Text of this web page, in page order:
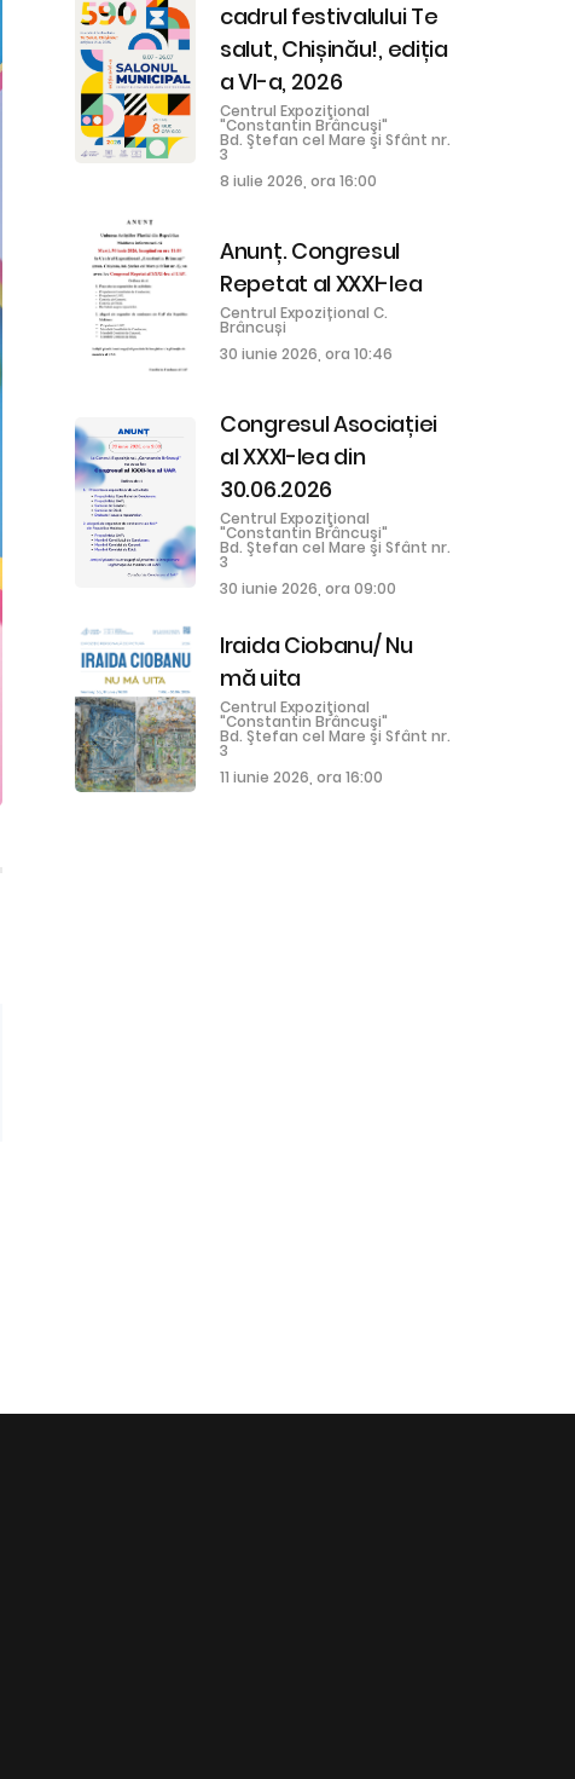
cadrul festivalului Te
salut, Chișinău!, ediția
a VI-a, 2026
Centrul Expoziţional
"Constantin Brâncuşi"
Bd. Ştefan cel Mare şi Sfânt nr.
3
8 iulie 2026, ora 16:00
Anunț. Congresul
Repetat al XXXI-lea
Centrul Expozițional C.
Brâncuși
30 iunie 2026, ora 10:46
Congresul Asociației
al XXXI-lea din
30.06.2026
Centrul Expoziţional
"Constantin Brâncuşi"
Bd. Ştefan cel Mare şi Sfânt nr.
3
30 iunie 2026, ora 09:00
Iraida Ciobanu/ Nu
mă uita
Centrul Expoziţional
"Constantin Brâncuşi"
Bd. Ştefan cel Mare şi Sfânt nr.
3
11 iunie 2026, ora 16:00